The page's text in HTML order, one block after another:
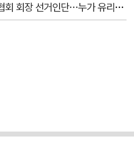
2만명까지 커진 축구협회 회장 선거인단…누가 유리할까